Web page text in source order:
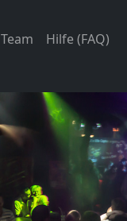
Team Hilfe (FAQ)